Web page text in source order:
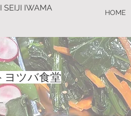
HOME
SEIJI IWAMA
ヨツバ食堂